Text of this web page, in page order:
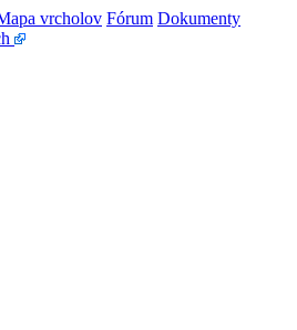
vrcholov Fórum Dokumenty